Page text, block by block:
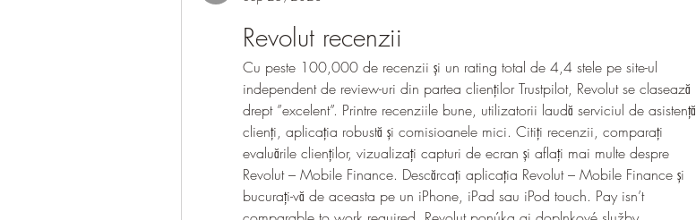
Revolut recenzii
Cu peste 100,000 de recenzii și un rating total de 4,4 stele pe site-ul
independent de review-uri din partea clienților Trustpilot, Revolut se clasează
drept ”excelent”. Printre recenziile bune, utilizatorii laudă serviciul de asistență
clienți, aplicația robustă și comisioanele mici. Citiți recenzii, comparați
evaluările clienților, vizualizați capturi de ecran și aflați mai multe despre
Revolut – Mobile Finance. Descărcați aplicația Revolut – Mobile Finance și
bucurați-vă de aceasta pe un iPhone, iPad sau iPod touch. Pay isn’t